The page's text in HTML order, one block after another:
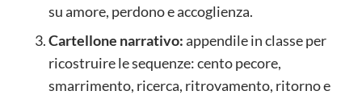
su amore, perdono e accoglienza.
Cartellone narrativo:appendile in classe per
ricostruire le sequenze: cento pecore,
smarrimento, ricerca, ritrovamento, ritorno e